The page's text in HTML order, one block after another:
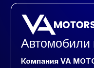
Компания VA